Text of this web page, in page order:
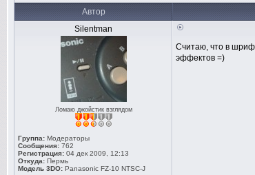
Автор
Silentman
Ломаю джойстик взглядом
Группа: Модераторы
Сообщения: 762
Регистрация: 04 дек 2009, 12:13
Откуда: Пермь
Модель 3DO: Panasonic FZ-10 NTSC-J
Считаю, что в
эффектов =)